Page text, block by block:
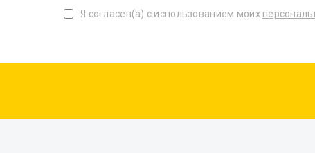
Я согласен(а) с использованием моих